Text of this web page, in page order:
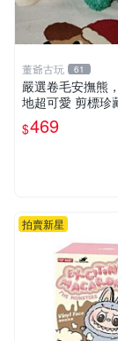
董爺古玩 61
嚴選卷毛安撫熊
地超可愛 剪標珍
巾質地 安撫熊 款式
$469
拍賣新星